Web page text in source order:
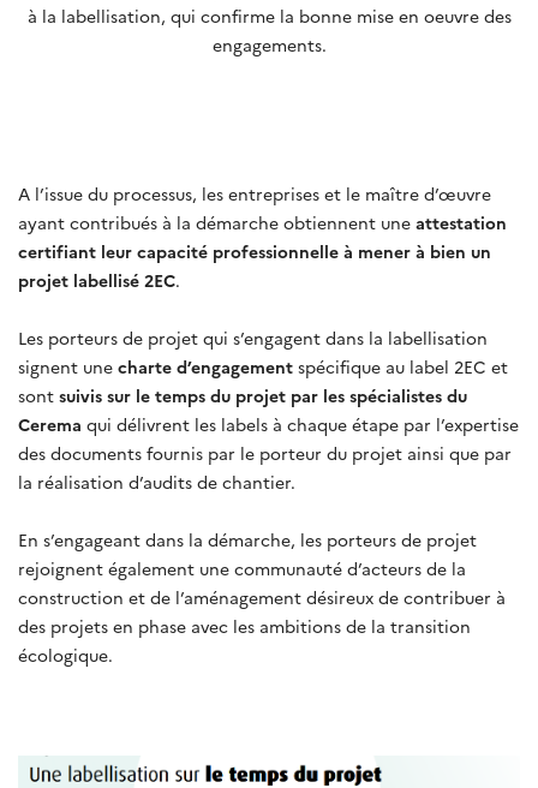
à la labellisation, qui confirme la bonne mise en oeuvre des
engagements.
A l’issue du processus, les entreprises et le maître d’œuvre
ayant contribués à la démarche obtiennent une attestation
certifiant leur capacité professionnelle à mener à bien un
projet labellisé 2EC.
Les porteurs de projet qui s’engagent dans la labellisation
signent une charte d’engagement spécifique au label 2EC et
sont suivis sur le temps du projet par les spécialistes du
Cerema qui délivrent les labels à chaque étape par l’expertise
des documents fournis par le porteur du projet ainsi que par
la réalisation d’audits de chantier.
En s’engageant dans la démarche, les porteurs de projet
rejoignent également une communauté d’acteurs de la
construction et de l’aménagement désireux de contribuer à
des projets en phase avec les ambitions de la transition
écologique.